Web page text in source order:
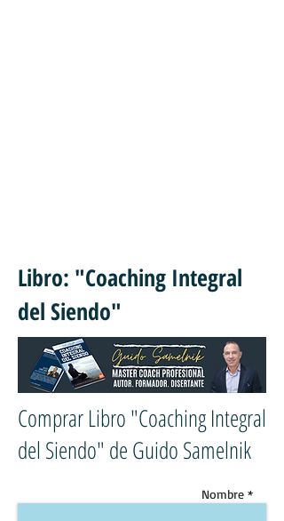
Libro: "Coaching Integral
del Siendo"
Comprar Libro "Coaching Integral
del Siendo" de Guido Samelnik
Nombre *